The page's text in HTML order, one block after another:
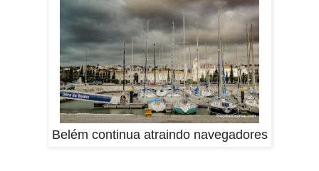
Belém continua atraindo navegadores